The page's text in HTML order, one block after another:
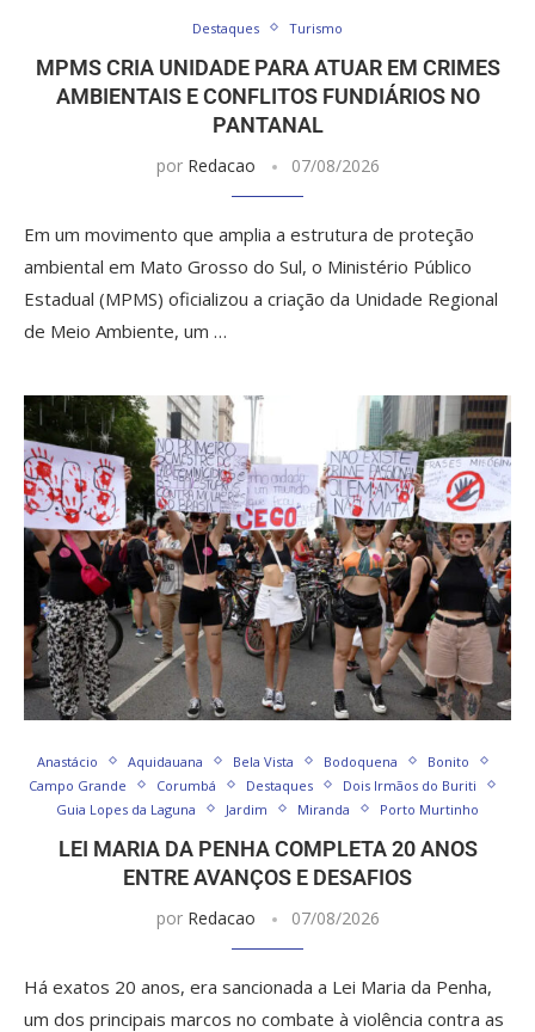
Destaques Turismo
MPMS CRIA UNIDADE PARA ATUAR EM CRIMES
AMBIENTAIS E CONFLITOS FUNDIÁRIOS NO
PANTANAL
por Redacao 07/08/2026
Em um movimento que amplia a estrutura de proteção
ambiental em Mato Grosso do Sul, o Ministério Público
Estadual (MPMS) oficializou a criação da Unidade Regional
de Meio Ambiente, um …
Anastácio Aquidauana Bela Vista Bodoquena
Bonito
Campo Grande
Corumbá Destaques
Dois Irmãos do Buriti
Guia Lopes da Laguna
Jardim Miranda Porto Murtinho
LEI MARIA DA PENHA COMPLETA 20 ANOS
ENTRE AVANÇOS E DESAFIOS
por Redacao 07/08/2026
Há exatos 20 anos, era sancionada a Lei Maria da Penha,
um dos principais marcos no combate à violência contra as